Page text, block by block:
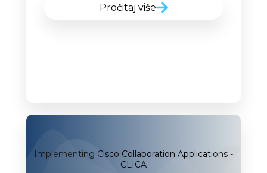
Pročitaj više
Implementing Cisco Collaboration Applications -
CLICA